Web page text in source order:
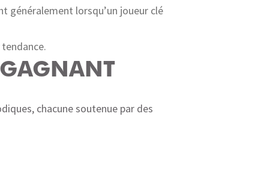
généralement lorsqu’un joueur clé
chacune soutenue par des